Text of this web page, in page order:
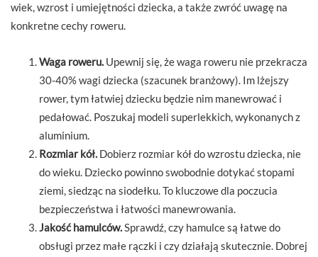
wiek, wzrost i umiejętności dziecka, a także zwróć uwagę na
konkretne cechy roweru.
Waga roweru. Upewnij się, że waga roweru nie przekracza
30-40% wagi dziecka (szacunek branżowy). Im lżejszy
rower, tym łatwiej dziecku będzie nim manewrować i
pedałować. Poszukaj modeli superlekkich, wykonanych z
aluminium.
Rozmiar kół. Dobierz rozmiar kół do wzrostu dziecka, nie
do wieku. Dziecko powinno swobodnie dotykać stopami
ziemi, siedząc na siodełku. To kluczowe dla poczucia
bezpieczeństwa i łatwości manewrowania.
Jakość hamulców.Sprawdź, czy hamulce są łatwe do
obsługi przez małe rączki i czy działają skutecznie. Dobrej